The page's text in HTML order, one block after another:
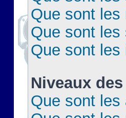
Que sont les
Que sont les
Que sont les
Niveaux
Que sont les